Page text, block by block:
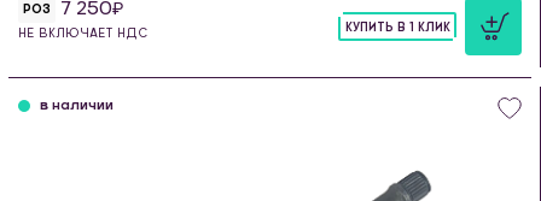
РОЗ 7 250
НЕ ВКЛЮЧАЕТ НДС
КУПИТЬ В 1 КЛИК
в наличии